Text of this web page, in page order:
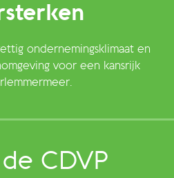
ondernemingsklimaat en
voor een kansrijk
CDVP